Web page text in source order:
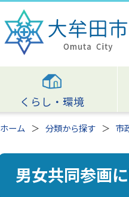
くらし・環境
ホーム 分類から探す 市
男女共同参画